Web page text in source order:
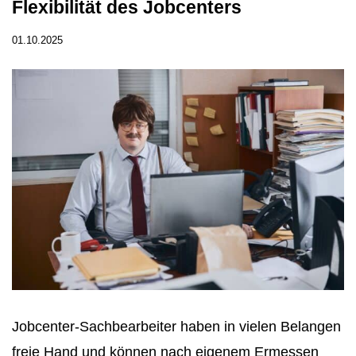
Flexibilität des Jobcenters
01.10.2025
Jobcenter-Sachbearbeiter haben in vielen Belangen
freie Hand und können nach eigenem Ermessen